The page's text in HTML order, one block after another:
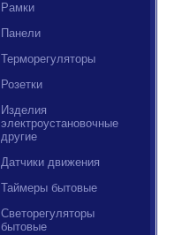
Рамки
Панели
Терморегуляторы
Розетки
Изделия
электроустановочные
другие
Датчики движения
Таймеры бытовые
Светорегуляторы
бытовые